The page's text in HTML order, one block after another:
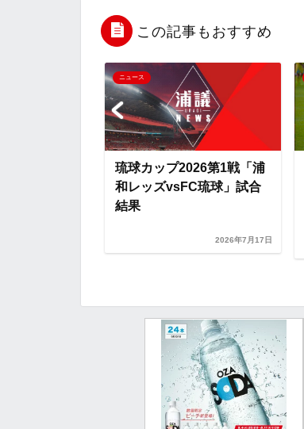
o
o
k
e
r
a
t
この記事もおすすめ
ニュース
琉球カップ2026第1戦「浦
和レッズvsFC琉球」試合
結果
2026年7月17日